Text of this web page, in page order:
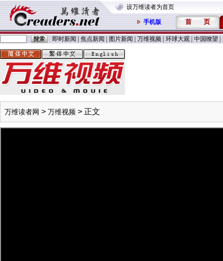
设万维读者为首页
手机版 首 页
即时新闻 焦点新闻 图片新闻 万维视频 环球大观 中国嘹望
万维读者网 > 万维视频 > 正文